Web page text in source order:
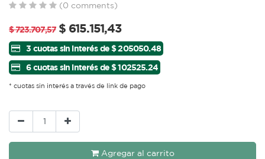
(0 comments)
$723.707,57 $ 615.151,43
3 cuotas sin interés de $ 205050.48
6 cuotas sin interés de $ 102525.24
* cuotas sin interés a través de link de pago
Agregar al carrito